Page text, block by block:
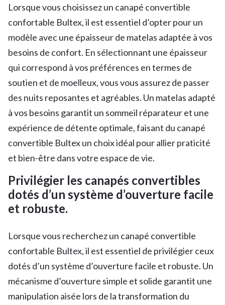
Lorsque vous choisissez un canapé convertible
confortable Bultex, il est essentiel d’opter pour un
modèle avec une épaisseur de matelas adaptée à vos
besoins de confort. En sélectionnant une épaisseur
qui correspond à vos préférences en termes de
soutien et de moelleux, vous vous assurez de passer
des nuits reposantes et agréables. Un matelas adapté
à vos besoins garantit un sommeil réparateur et une
expérience de détente optimale, faisant du canapé
convertible Bultex un choix idéal pour allier praticité
et bien-être dans votre espace de vie.
Privilégier les canapés convertibles
dotés d’un système d’ouverture facile
et robuste.
Lorsque vous recherchez un canapé convertible
confortable Bultex, il est essentiel de privilégier ceux
dotés d’un système d’ouverture facile et robuste. Un
mécanisme d’ouverture simple et solide garantit une
manipulation aisée lors de la transformation du